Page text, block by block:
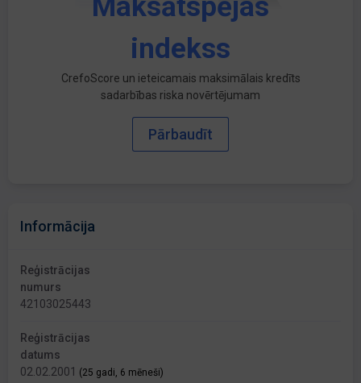
Maksātspējas
indekss
CrefoScore un ieteicamais maksimālais kredīts
sadarbības riska novērtējumam
Pārbaudīt
Informācija
Reģistrācijas
numurs
42103025443
Reģistrācijas
datums
02.02.2001 (25 gadi, 6 mēneši)